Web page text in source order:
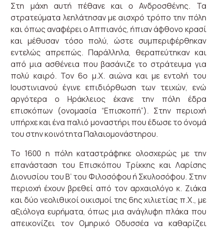
Στη μάχη αυτή πέθανε και ο Ανδροσθένης. Τα
στρατεύματα λεηλάτησαν με αισχρό τρόπο την πόλη
και όπως αναφέρει ο Αππιανός, ήπιαν άφθονο κρασί
και μέθυσαν τόσο πολύ, ώστε συμπεριφέρθηκαν
εντελώς απρεπώς. Παράλληλα, θεραπεύτηκαν και
από μια ασθένεια που βασάνιζε το στράτευμα για
πολύ καιρό. Τον 6ο μ.Χ. αιώνα και με εντολή του
Ιουστινιανού έγινε επιδιόρθωση των τειχών, ενώ
αργότερα ο Ηράκλειος έκανε την πόλη έδρα
επισκόπων (ονομασία “Επισκοπή”). Στην περιοχή
υπήρχε και ένα παλιό μοναστήρι που έδωσε το όνομά
του στην κοινότητα Παλαιομονάστηρου.
Το 1600 η πόλη καταστράφηκε ολοσχερώς με την
επανάσταση του Επισκόπου Τρίκκης και Λαρίσης
Διονυσίου του Β’ του Φιλοσόφου ή Σκυλοσόφου. Στην
περιοχή έχουν βρεθεί από τον αρχαιολόγο κ. Ζιάκα
και δύο νεολιθικοί οικισμοί της 6ης χιλιετίας π.Χ., με
αξιόλογα ευρήματα, όπως μια ανάγλυφη πλάκα που
απεικονίζει τον Ομηρικό Οδυσσέα να καθαρίζει